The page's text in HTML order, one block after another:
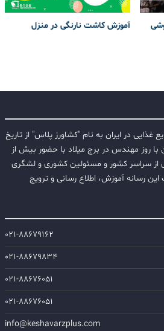
آموزش کاشت نارنگی در منزل
غذایی در ایران به نام "کشاورز پلاس" از تاریخ
ماه ۱۳۹۷ همزمان با روز مهندس در برج میلاد با حضور بیش از
از سراسر کشور و مسئولین کشوری و لشگری
رسانه آموزش، اطلاع رسانی و ترویج
۰۲۱-۸۸۶۷۹۱۶۲
۰۲۱-۸۸۶۷۹۸۳۴
۰۲۱-۸۸۶۷۶۰۵۱
۰۲۱-۸۸۶۷۶۰۵۱
info@keshavarzplus.com